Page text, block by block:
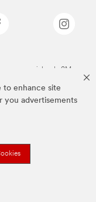
to enhance site
you advertisements
comerciales de 3M.